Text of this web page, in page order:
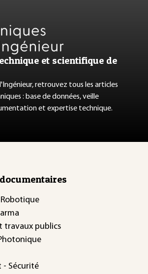
et scientifique de
retrouvez tous les articles
: base de données, veille
et expertise technique.
travaux publics
- Sécurité